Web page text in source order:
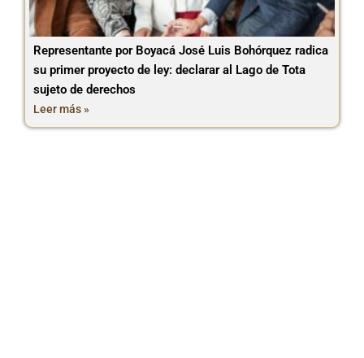
Representante por Boyacá José Luis Bohórquez radica
su primer proyecto de ley: declarar al Lago de Tota
sujeto de derechos
Leer más »